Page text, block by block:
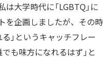
大学時代に「LGBTQ」に
を企画しましたが、その時
」というキャッチフレー
も味方になれるはず」と